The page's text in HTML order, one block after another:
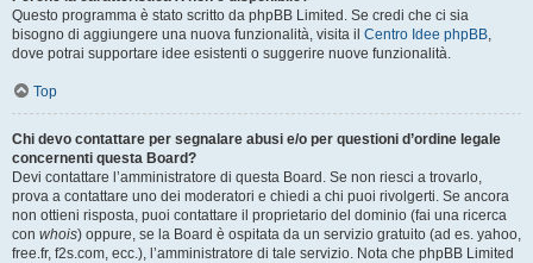
Questo programma è stato scritto da phpBB Limited. Se credi che ci sia
bisogno di aggiungere una nuova funzionalità, visita il Centro Idee phpBB,
dove potrai supportare idee esistenti o suggerire nuove funzionalità.
Top
Chi devo contattare per segnalare abusi e/o per questioni d’ordine legale
concernenti questa Board?
Devi contattare l’amministratore di questa Board. Se non riesci a trovarlo,
prova a contattare uno dei moderatori e chiedi a chi puoi rivolgerti. Se ancora
non ottieni risposta, puoi contattare il proprietario del dominio (fai una ricerca
con whois) oppure, se la Board è ospitata da un servizio gratuito (ad es. yahoo,
free.fr, f2s.com, ecc.), l’amministratore di tale servizio. Nota che phpBB Limited